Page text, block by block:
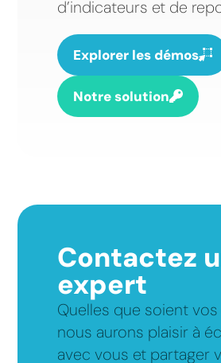
d’indicateurs et de
Explorer les démos
Notre solution
Contactez
expert
Quelles que soient
nous aurons plaisir à
avec vous et partager